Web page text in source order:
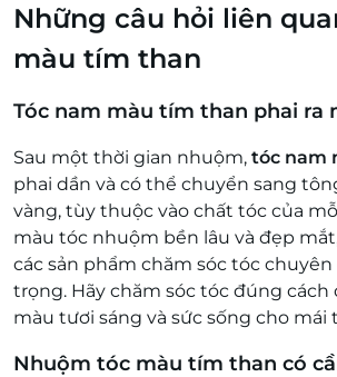
Những câu hỏi liên
màu tím than
Tóc nam màu tím than phai ra
Sau một thời gian nhuộm, tóc nam
phai dần và có thể chuyển sang
vàng, tùy thuộc vào chất tóc của
màu tóc nhuộm bền lâu và đẹp
các sản phẩm chăm sóc tóc
trọng. Hãy chăm sóc tóc đúng cách
màu tươi sáng và sức sống cho mái
Nhuộm tóc màu tím than có